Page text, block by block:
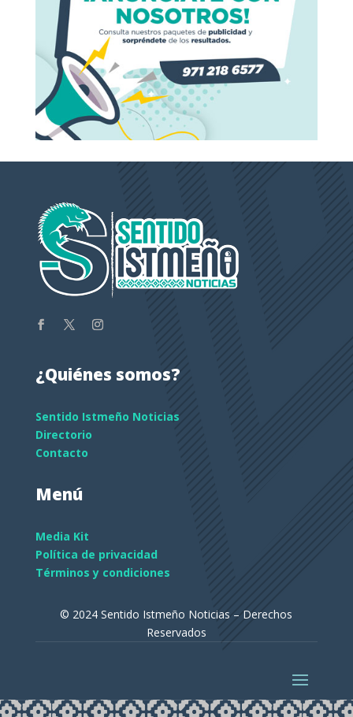
¿Quiénes somos?
Sentido Istmeño Noticias
Directorio
Contacto
Menú
Media Kit
Política de privacidad
Términos y condiciones
© 2024 Sentido Istmeño Noticias – Derechos
Reservados